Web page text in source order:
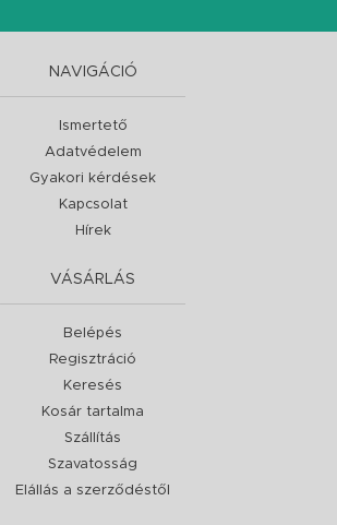
NAVIGÁCIÓ
Ismertető
Adatvédelem
Gyakori kérdések
Kapcsolat
Hírek
VÁSÁRLÁS
Belépés
Regisztráció
Keresés
Kosár tartalma
Szállítás
Szavatosság
Elállás a szerződéstől